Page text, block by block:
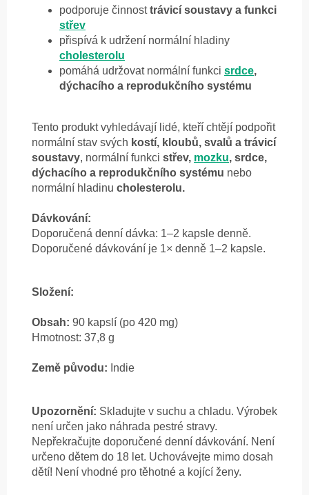
podporuje činnosttrávicí soustavy a funkci
střev
přispívá k udržení normální hladiny
cholesterolu
pomáhá udržovat normální funkci srdce,
dýchacího a reprodukčního systému
Tento produkt vyhledávají lidé, kteří chtějí podpořit
normální stav svých kostí, kloubů, svalů a trávicí
soustavy, normální funkci střev, mozku, srdce,
dýchacího a reprodukčního systému nebo
normální hladinu cholesterolu.
Dávkování:
Doporučená denní dávka: 1–2 kapsle denně.
Doporučené dávkování je 1× denně 1–2 kapsle.
Složení:
Obsah: 90 kapslí (po 420 mg)
Hmotnost: 37,8 g
Země původu: Indie
Upozornění: Skladujte v suchu a chladu. Výrobek
není určen jako náhrada pestré stravy.
Nepřekračujte doporučené denní dávkování. Není
určeno dětem do 18 let. Uchovávejte mimo dosah
dětí! Není vhodné pro těhotné a kojící ženy.